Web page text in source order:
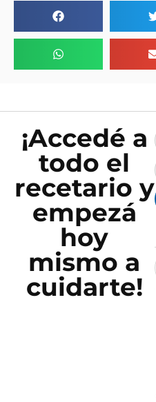
¡Accedé a
todo el
recetario y
empezá
hoy
mismo a
cuidarte!